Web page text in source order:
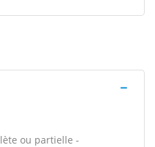
ou partielle -